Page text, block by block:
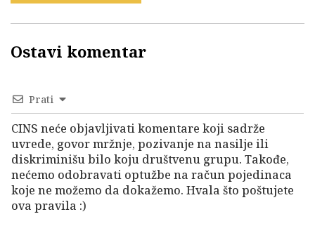
Ostavi komentar
Prati
CINS neće objavljivati komentare koji sadrže
uvrede, govor mržnje, pozivanje na nasilje ili
diskriminišu bilo koju društvenu grupu. Takođe,
nećemo odobravati optužbe na račun pojedinaca
koje ne možemo da dokažemo. Hvala što poštujete
ova pravila :)